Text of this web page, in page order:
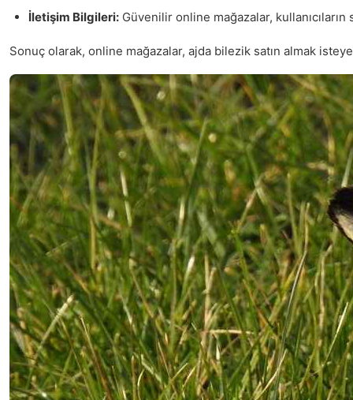
İletişim Bilgileri: Güvenilir online mağazalar,
Sonuç olarak, online mağazalar, ajda bilezik satın almak